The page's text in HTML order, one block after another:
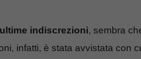
ultime indiscrezioni, sembra
infatti, è stata avvistata con